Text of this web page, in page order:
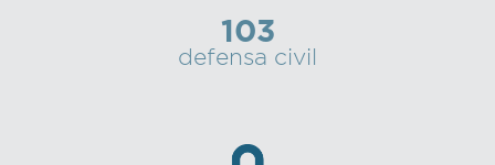
103
defensa civil